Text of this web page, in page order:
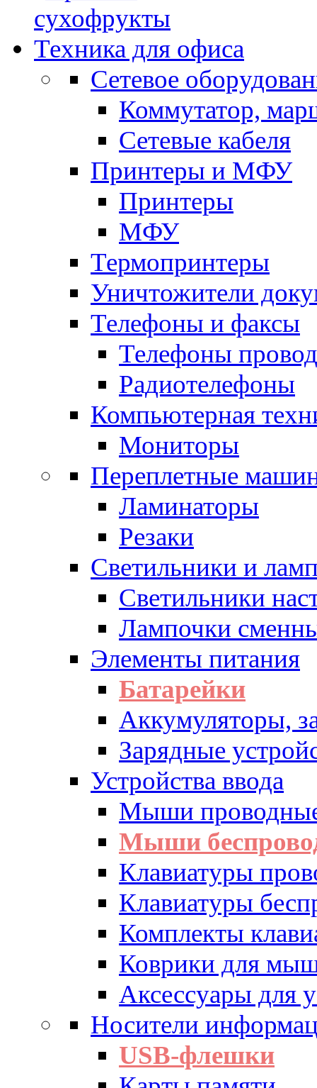
Техника для офиса
Сетевое
Коммутатор,
Сетевые кабеля
Принтеры и МФУ
Принтеры
МФУ
Термопринтеры
Уничтожители
Телефоны и факсы
Телефоны
Радиотелефоны
Компьютерная
Мониторы
Переплетные
Ламинаторы
Резаки
Светильники и
Светильники
Лампочки
Элементы питания
Батарейки
Аккумуляторы,
Зарядные
Устройства ввода
Мыши
Мыши
Клавиатуры
Клавиатуры
Комплекты
Коврики для
Аксессуары для
Носители
USB-флешки